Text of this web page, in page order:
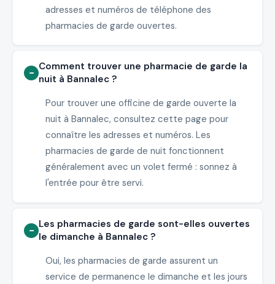
adresses et numéros de téléphone des
pharmacies de garde ouvertes.
Comment trouver une pharmacie de garde la
nuit à Bannalec ?
Pour trouver une officine de garde ouverte la
nuit à Bannalec, consultez cette page pour
connaître les adresses et numéros. Les
pharmacies de garde de nuit fonctionnent
généralement avec un volet fermé : sonnez à
l'entrée pour être servi.
Les pharmacies de garde sont-elles ouvertes
le dimanche à Bannalec ?
Oui, les pharmacies de garde assurent un
service de permanence le dimanche et les jours